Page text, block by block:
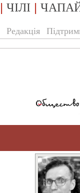
| ЧІЛІ |
Редакція